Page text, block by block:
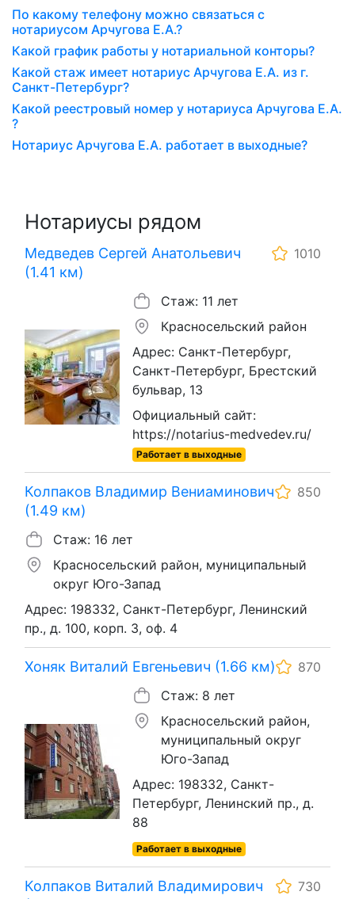
По какому телефону можно связаться с
нотариусом Арчугова Е.А.?
Какой график работы у нотариальной конторы?
Какой стаж имеет нотариус Арчугова Е.А. из г.
Санкт-Петербург?
Какой реестровый номер у нотариуса Арчугова Е.А.
?
Нотариус Арчугова Е.А. работает в выходные?
Нотариусы рядом
Медведев Сергей Анатольевич
(1.41 км)
1010
Стаж: 11 лет
Красносельский район
Адрес: Санкт-Петербург,
Санкт-Петербург, Брестский
бульвар, 13
Официальный сайт:
https://notarius-medvedev.ru/
Работает в выходные
Колпаков Владимир Вениаминович
(1.49 км)
850
Стаж: 16 лет
Красносельский район, муниципальный
округ Юго-Запад
Адрес: 198332, Санкт-Петербург, Ленинский
пр., д. 100, корп. 3, оф. 4
Хоняк Виталий Евгеньевич (1.66 км)
870
Стаж: 8 лет
Красносельский район,
муниципальный округ
Юго-Запад
Адрес: 198332, Санкт-
Петербург, Ленинский пр., д.
88
Работает в выходные
Колпаков Виталий Владимирович
730